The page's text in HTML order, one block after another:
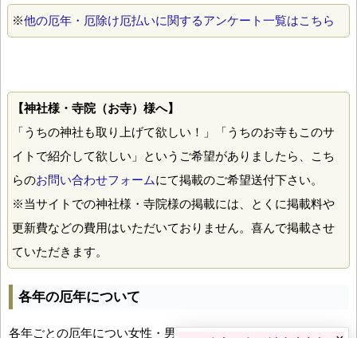
※他の厄年・厄除け厄払いに関するアンケート一覧はこちら
【神社様・寺院（お寺）様へ】
「うちの神社も取り上げて欲しい！」「うちのお寺もこのサ
イトで紹介して欲しい」というご希望がありましたら、こち
らのお問い合わせフォームにて掲載のご希望送付下さい。
※当サイトでの神社様・寺院様の掲載には、とくに掲載料や
更新費などの費用はいただいておりません。喜んで掲載させ
ていただきます。
各年の厄年について
各年ごとの厄年につい女性・男性の年齢早見表とともにお伝え